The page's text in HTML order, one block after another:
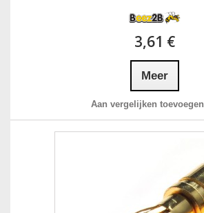
3,61 €
Meer
Aan vergelijken toevoegen